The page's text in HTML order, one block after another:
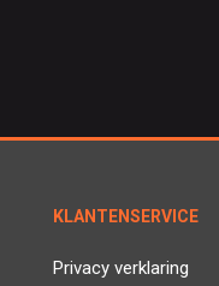
KLANTENSERVICE
Privacy verklaring